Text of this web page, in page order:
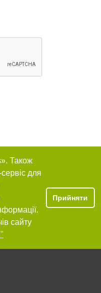
Також
для
сайту
Прийняти